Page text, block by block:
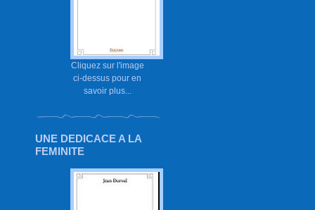
Cliquez sur l'image
ci-dessus pour en
savoir plus...
UNE DEDICACE A LA
FEMINITE